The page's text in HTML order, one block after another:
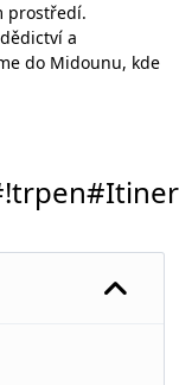
prostředí.
a
do Midounu, kde